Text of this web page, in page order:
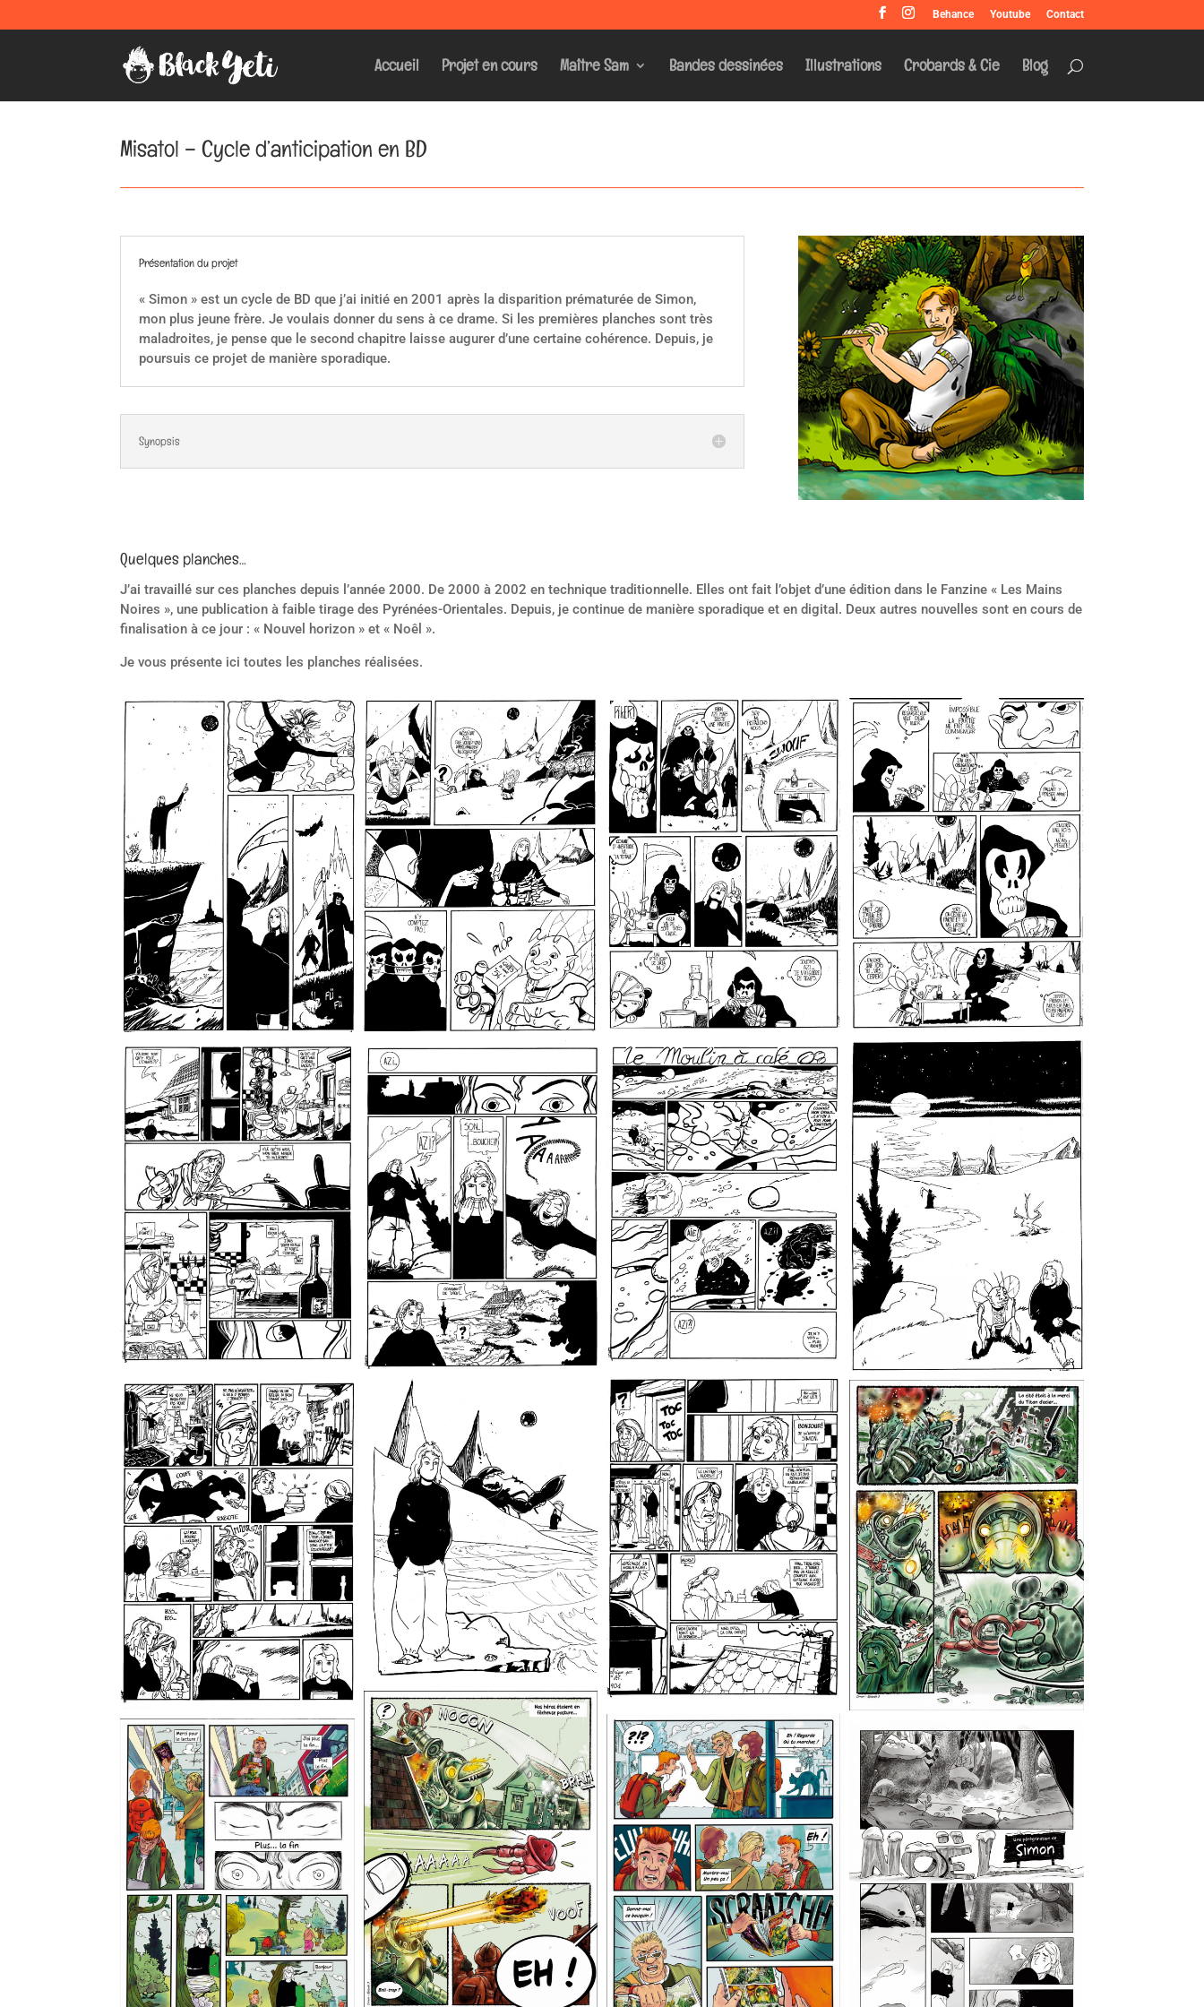
Behance Youtube Contact
Accueil Projet en cours Maître Sam Bandes dessinées Illustrations Crobards & Cie Blog
Misatol – Cycle d’anticipation en BD
Présentation du projet
« Simon » est un cycle de BD que j’ai initié en 2001 après la disparition prématurée de Simon,
mon plus jeune frère. Je voulais donner du sens à ce drame. Si les premières planches sont très
maladroites, je pense que le second chapitre laisse augurer d’une certaine cohérence. Depuis, je
poursuis ce projet de manière sporadique.
Synopsis
Quelques planches…
J’ai travaillé sur ces planches depuis l’année 2000. De 2000 à 2002 en technique traditionnelle. Elles ont fait l’objet d’une édition dans le Fanzine « Les Mains
Noires », une publication à faible tirage des Pyrénées-Orientales. Depuis, je continue de manière sporadique et en digital. Deux autres nouvelles sont en cours de
finalisation à ce jour : « Nouvel horizon » et « Noêl ».
Je vous présente ici toutes les planches réalisées.